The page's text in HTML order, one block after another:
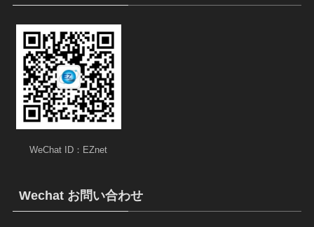
WeChat ID：EZnet
Wechat お問い合わせ